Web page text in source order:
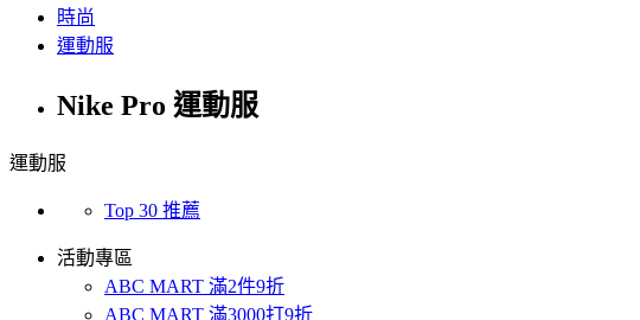
時尚
運動服
Nike Pro 運動服
運動服
Top 30 推薦
活動專區
ABC MART 滿2件9折
ABC MART 滿3000打9折